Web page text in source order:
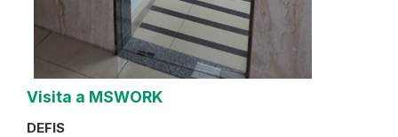
Visita a MSWORK
DEFIS